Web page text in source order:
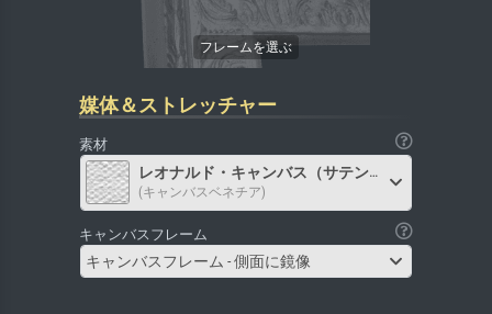
媒体＆ストレッチャー
素材
レオナルド・キャンバス（サテン）
(キャンバスベネチア)
キャンバスフレーム
キャンバスフレーム - 側面に鏡像